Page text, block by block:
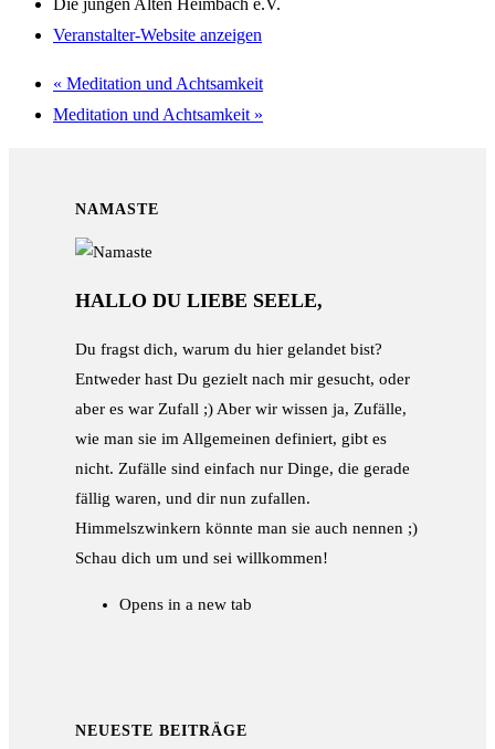
Die jungen Alten Heimbach e.V.
Veranstalter-Website anzeigen
« Meditation und Achtsamkeit
Meditation und Achtsamkeit »
NAMASTE
HALLO DU LIEBE SEELE,
Du fragst dich, warum du hier gelandet bist?
Entweder hast Du gezielt nach mir gesucht, oder
aber es war Zufall ;) Aber wir wissen ja, Zufälle,
wie man sie im Allgemeinen definiert, gibt es
nicht. Zufälle sind einfach nur Dinge, die gerade
fällig waren, und dir nun zufallen.
Himmelszwinkern könnte man sie auch nennen ;)
Schau dich um und sei willkommen!
Opens in a new tab
NEUESTE BEITRÄGE